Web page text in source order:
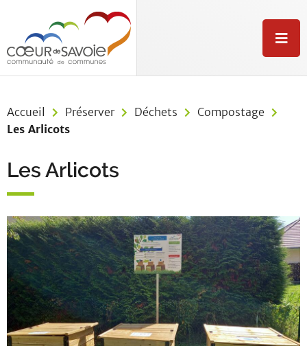
Aller à la recherche
M
e
Accueil
Préserver Déchets
Compostage
Les Arlicots
Les Arlicots